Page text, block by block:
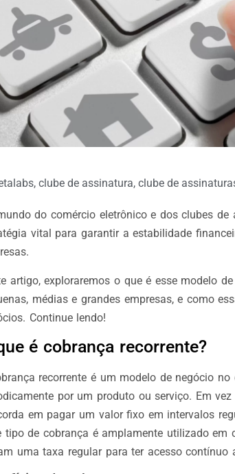
, clube de assinatura, clube de
do comércio eletrônico e dos clubes
vital para garantir a estabilidade
artigo, exploraremos o que é esse modelo
médias e grandes empresas, e como
Continue lendo!
é cobrança recorrente?
recorrente é um modelo de negócio
por um produto ou serviço. Em
em pagar um valor fixo em intervalos
tipo de cobrança é amplamente utilizado em
uma taxa regular para ter acesso contínuo